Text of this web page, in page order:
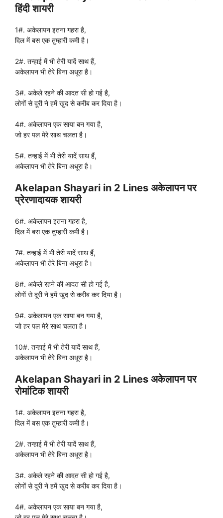
हिंदी शायरी
1#. अकेलापन इतना गहरा है,
दिल में बस एक तुम्हारी कमी है।
2#. तन्हाई में भी तेरी यादें साथ हैं,
अकेलापन भी तेरे बिना अधूरा है।
3#. अकेले रहने की आदत सी हो गई है,
लोगों से दूरी ने हमें खुद से करीब कर दिया है।
4#. अकेलापन एक साया बन गया है,
जो हर पल मेरे साथ चलता है।
5#. तन्हाई में भी तेरी यादें साथ हैं,
अकेलापन भी तेरे बिना अधूरा है।
Akelapan Shayari in 2 Lines अकेलापन पर
प्रेरणादायक शायरी
6#. अकेलापन इतना गहरा है,
दिल में बस एक तुम्हारी कमी है।
7#. तन्हाई में भी तेरी यादें साथ हैं,
अकेलापन भी तेरे बिना अधूरा है।
8#. अकेले रहने की आदत सी हो गई है,
लोगों से दूरी ने हमें खुद से करीब कर दिया है।
9#. अकेलापन एक साया बन गया है,
जो हर पल मेरे साथ चलता है।
10#. तन्हाई में भी तेरी यादें साथ हैं,
अकेलापन भी तेरे बिना अधूरा है।
Akelapan Shayari in 2 Lines अकेलापन पर
रोमांटिक शायरी
1#. अकेलापन इतना गहरा है,
दिल में बस एक तुम्हारी कमी है।
2#. तन्हाई में भी तेरी यादें साथ हैं,
अकेलापन भी तेरे बिना अधूरा है।
3#. अकेले रहने की आदत सी हो गई है,
लोगों से दूरी ने हमें खुद से करीब कर दिया है।
4#. अकेलापन एक साया बन गया है,